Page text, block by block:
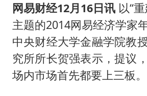
中国稀土盘中
21楼高空抛
实探山东最热
网易财经12月16日讯 以“
主题的2014网易经济学家
中央财经大学金融学院教
究所所长贺强表示，提议
场内市场首先都要上三板。